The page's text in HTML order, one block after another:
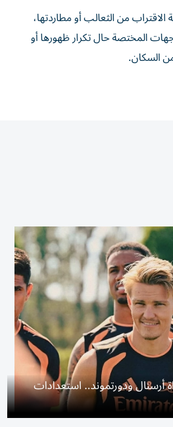
من الثعالب أو مطاردتها،
المختصة حال تكرار ظهورها أو
السكان.
أرسنال ودورتموند.. استعدادات